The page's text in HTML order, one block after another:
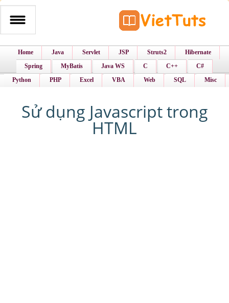
Home Java Servlet JSP Struts2
Hibernate
Spring
MyBatis Java WS C C++
C#
Python
PHP Excel VBA Web SQL Misc
Sử dụng Javascript trong
HTML